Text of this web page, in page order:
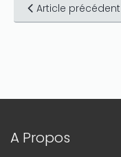
Article précédent
A Propos